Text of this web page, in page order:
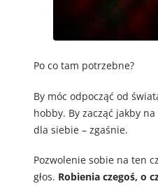
Po co tam potrzebne?
By móc odpocząć od
hobby. By zacząć jakby
dla siebie – zgaśnie.
Pozwolenie sobie na ten
głos. Robienia czegoś, o